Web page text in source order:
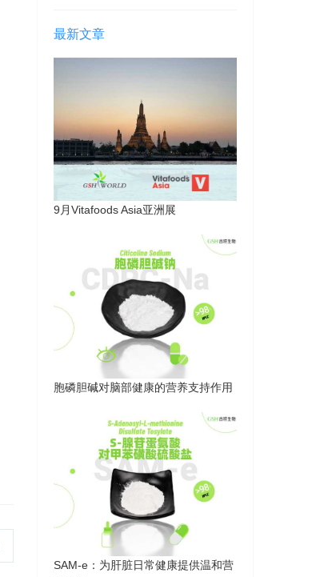
最新文章
9月Vitafoods Asia亚洲展
胞磷胆碱对脑部健康的营养支持作用
SAM-e：为肝脏日常健康提供温和营